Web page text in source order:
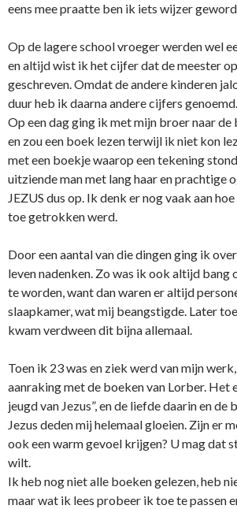
eens mee praatte ben ik iets wijzer
Op de lagere school vroeger werden wel
en altijd wist ik het cijfer dat de meester
geschreven. Omdat de andere kinderen
duur heb ik daarna andere cijfers genoemd.
Op een dag ging ik met mijn broer naar
en zou een boek lezen terwijl ik niet kon
met een boekje waarop een tekening
uitziende man met lang haar en prachtige
JEZUS dus op. Ik denk er nog vaak aan
toe getrokken werd.
Door een aantal van die dingen ging ik
leven nadenken. Zo was ik ook altijd bang
te worden, want dan waren er altijd
slaapkamer, wat mij beangstigde. Later
kwam verdween dit bijna allemaal.
Toen ik 23 was en ziek werd van mijn
aanraking met de boeken van Lorber. Het
jeugd van Jezus”, en de liefde daarin en de
Jezus deden mij helemaal gloeien. Zijn er
ook een warm gevoel krijgen? U mag dat
wilt.
Ik heb nog niet alle boeken gelezen, heb
maar wat ik lees probeer ik toe te passen